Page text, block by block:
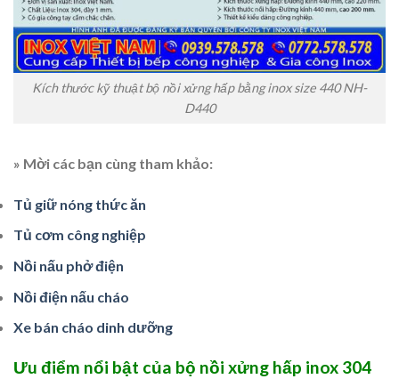
Kích thước kỹ thuật bộ nồi xửng hấp bằng inox size 440 NH-
D440
» Mời các bạn cùng tham khảo:
Tủ giữ nóng thức ăn
Tủ cơm công nghiệp
Nồi nấu phở điện
Nồi điện nấu cháo
Xe bán cháo dinh dưỡng
Ưu điểm nổi bật của bộ nồi xửng hấp inox 304